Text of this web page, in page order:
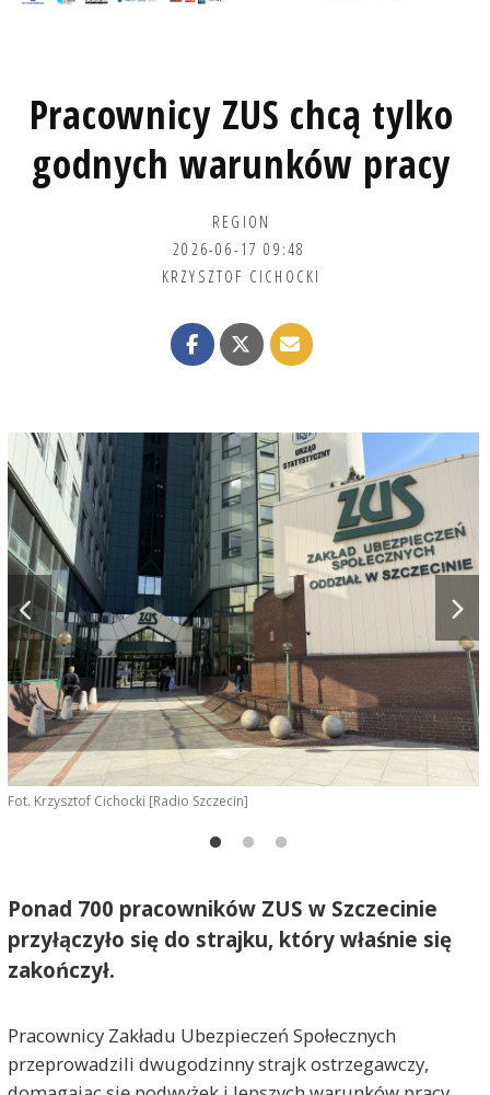
Pracownicy ZUS chcą tylko
godnych warunków pracy
REGION
2026-06-17 09:48
KRZYSZTOF CICHOCKI
Fot. Krzysztof Cichocki [Radio Szczecin]
Ponad 700 pracowników ZUS w Szczecinie
przyłączyło się do strajku, który właśnie się
zakończył.
Pracownicy Zakładu Ubezpieczeń Społecznych
przeprowadzili dwugodzinny strajk ostrzegawczy,